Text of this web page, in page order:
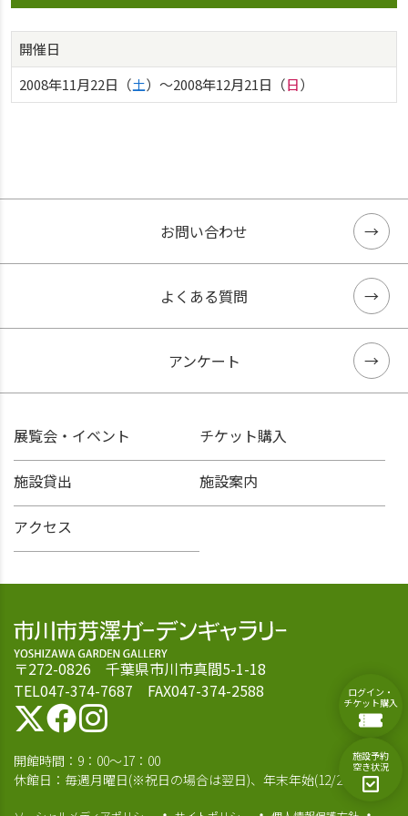
開催日
2008年11月22日（土）〜2008年12月21日（日）
お問い合わせ
よくある質問
アンケート
展覧会・イベント チケット購入
施設貸出 施設案内
アクセス
ログイン・
チケット購入
施設予約
空き状況
〒272-0826 千葉県市川市真間5-1-18
TEL047-374-7687 FAX047-374-2588
開館時間：9：00～17：00
休館日：毎週月曜日(※祝日の場合は翌日)、年末年始(12/28～1/4)